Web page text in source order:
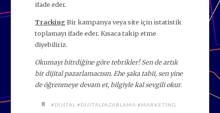
ifade eder.
Tracking Bir kampanya veya site için istatistik
toplamayı ifade eder. Kısaca takip etme
diyebiliriz.
Okumayı bitrdiğine göre tebrikler! Sen de artık
bir dijital pazarlamacısın. Ehe şaka tabii, sen yine
de öğrenmeye devam et, bilgiyle kal sevgili okur.
#DIJITAL #DIJITALPAZARLAMA #MARKETING